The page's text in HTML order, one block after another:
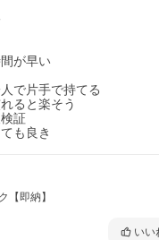
が早い
で片手で持てる
ると楽そう
証
も良き
【即納】
いい